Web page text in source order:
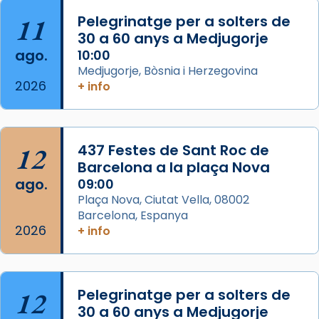
View on Facebook · Share
Arquebisbat de Barcelona
2 weeks ago
Acompanyant la història de sant Cugat, a
partir de l’Edat Mitjana sorgeix la tradició
que les santes Juliana (“relatiu a Júlia”) i
Semproniana (“relatiu a Semprònia =
eterna”) són deixebles seves. I l’any 1667, el
frare Joan Gaspar Roig, afirma en una obra
que les santes són filles de l’antiga Iluro.
Mataró en reivindicarà les relíq
Foto
11
ago.
2026
Pelegrinatge per a solters de
30 a 60 anys a Medjugorje
10:00
Medjugorje, Bòsnia i Herzegovina
+ info
12
ago.
2026
437 Festes de Sant Roc de
Barcelona a la plaça Nova
09:00
Plaça Nova, Ciutat Vella, 08002
Barcelona, Espanya
+ info
12
Pelegrinatge per a solters de
30 a 60 anys a Medjugorje